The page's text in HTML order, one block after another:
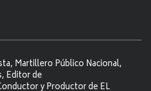
Martillero Público Nacional,
Editor de
y Productor de EL